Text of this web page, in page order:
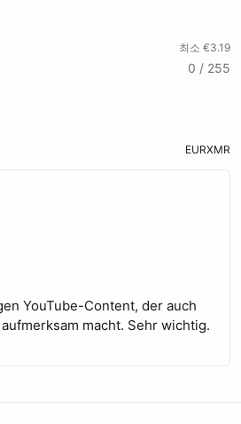
최소 €3.19
0 / 255
EURXMR
YouTube-Content, der auch
macht. Sehr wichtig.